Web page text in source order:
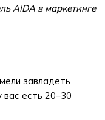
AIDA в маркетинге
завладеть
вас есть 20–30